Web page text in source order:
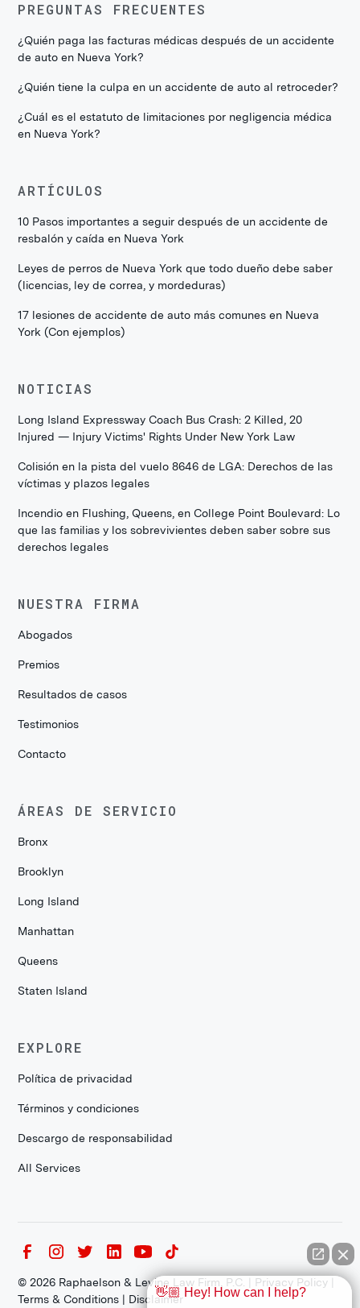
PREGUNTAS FRECUENTES
¿Quién paga las facturas médicas después de un accidente
de auto en Nueva York?
¿Quién tiene la culpa en un accidente de auto al retroceder?
¿Cuál es el estatuto de limitaciones por negligencia médica
en Nueva York?
ARTÍCULOS
10 Pasos importantes a seguir después de un accidente de
resbalón y caída en Nueva York
Leyes de perros de Nueva York que todo dueño debe saber
(licencias, ley de correa, y mordeduras)
17 lesiones de accidente de auto más comunes en Nueva
York (Con ejemplos)
NOTICIAS
Long Island Expressway Coach Bus Crash: 2 Killed, 20
Injured — Injury Victims' Rights Under New York Law
Colisión en la pista del vuelo 8646 de LGA: Derechos de las
víctimas y plazos legales
Incendio en Flushing, Queens, en College Point Boulevard: Lo
que las familias y los sobrevivientes deben saber sobre sus
derechos legales
NUESTRA FIRMA
Abogados
Premios
Resultados de casos
Testimonios
Contacto
ÁREAS DE SERVICIO
Bronx
Brooklyn
Long Island
Manhattan
Queens
Staten Island
EXPLORE
Política de privacidad
Términos y condiciones
Descargo de responsabilidad
All Services
©2026 Raphaelson & Levine Law Firm, P.C. | Privacy Policy
Terms & Conditions | Disclaimer👋🏼 Hey! How can I help?